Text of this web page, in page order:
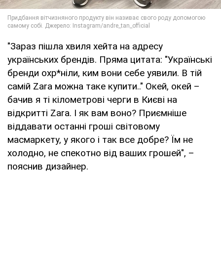
"Зараз пішла хвиля хейта на адресу
українських брендів. Пряма цитата: "Українські
бренди охр*ніли, ким вони себе уявили. В тій
самій Zara можна таке купити.." Окей, окей –
бачив я ті кілометрові черги в Києві на
відкритті Zara. І як вам воно? Приємніше
віддавати останні гроші світовому
масмаркету, у якого і так все добре? Їм не
холодно, не спекотно від ваших грошей", –
пояснив дизайнер.